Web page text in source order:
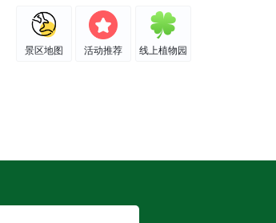
景区地图 活动推荐 线上植物园